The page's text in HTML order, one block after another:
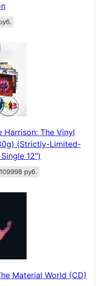
Harrison: The Vinyl
(Strictly-Limited-
12")
109998 руб.
Material World (CD)